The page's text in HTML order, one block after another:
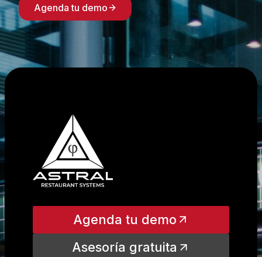
Agenda tu demo
Agenda tu demo
Asesoría gratuita